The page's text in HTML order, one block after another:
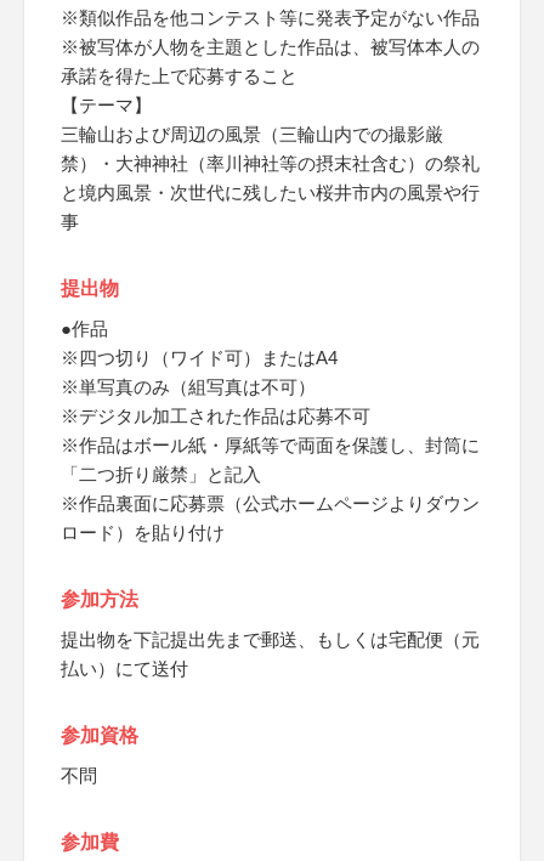
※類似作品を他コンテスト等に発表予定がない作品
※被写体が人物を主題とした作品は、被写体本人の
承諾を得た上で応募すること
【テーマ】
三輪山および周辺の風景（三輪山内での撮影厳
禁）・大神神社（率川神社等の摂末社含む）の祭礼
と境内風景・次世代に残したい桜井市内の風景や行
事
提出物
●作品
※四つ切り（ワイド可）またはA4
※単写真のみ（組写真は不可）
※デジタル加工された作品は応募不可
※作品はボール紙・厚紙等で両面を保護し、封筒に
「二つ折り厳禁」と記入
※作品裏面に応募票（公式ホームページよりダウン
ロード）を貼り付け
参加方法
提出物を下記提出先まで郵送、もしくは宅配便（元
払い）にて送付
参加資格
不問
参加費